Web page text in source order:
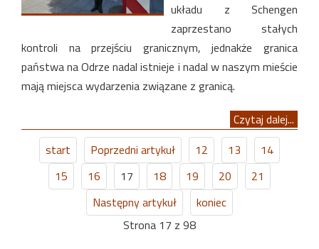
układu z Schengen
zaprzestano stałych
kontroli na przejściu granicznym, jednakże granica
państwa na Odrze nadal istnieje i nadal w naszym mieście
mają miejsca wydarzenia związane z granicą.
Czytaj dalej...
start
Poprzedni artykuł 12 13
14
15
16 17 18 19 20
21
Następny artykuł
koniec
Strona 17 z 98